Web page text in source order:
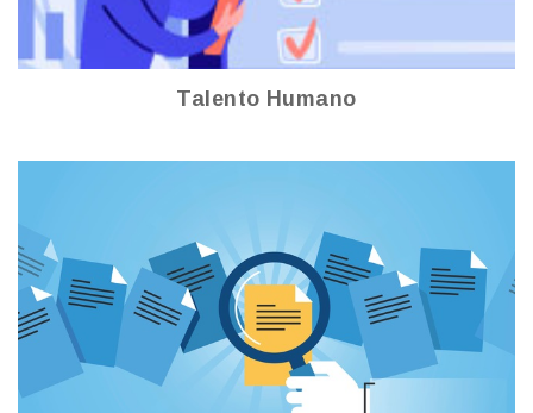
Talento Humano
Transparencia
Ver más